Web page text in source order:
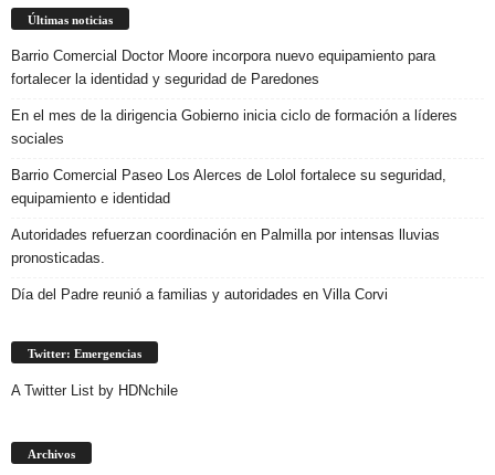
Últimas noticias
Barrio Comercial Doctor Moore incorpora nuevo equipamiento para
fortalecer la identidad y seguridad de Paredones
En el mes de la dirigencia Gobierno inicia ciclo de formación a líderes
sociales
Barrio Comercial Paseo Los Alerces de Lolol fortalece su seguridad,
equipamiento e identidad
Autoridades refuerzan coordinación en Palmilla por intensas lluvias
pronosticadas.
Día del Padre reunió a familias y autoridades en Villa Corvi
Twitter: Emergencias
A Twitter List by HDNchile
Archivos